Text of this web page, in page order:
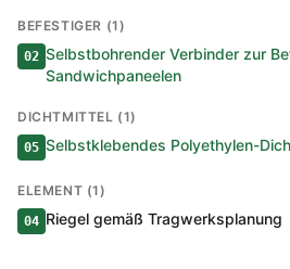
BEFESTIGER (1)
02 Selbstbohrender Verbinder zur
Sandwichpaneelen
DICHTMITTEL (1)
05 Selbstklebendes Polyethylen-
ELEMENT (1)
04 Riegel gemäß Tragwerksplanung